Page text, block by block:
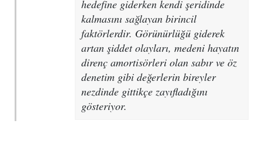
hedefine giderken kendi şeridinde
kalmasını sağlayan birincil
faktörlerdir. Görünürlüğü giderek
artan şiddet olayları, medeni hayatın
direnç amortisörleri olan sabır ve öz
denetim gibi değerlerin bireyler
nezdinde gittikçe zayıfladığını
gösteriyor.